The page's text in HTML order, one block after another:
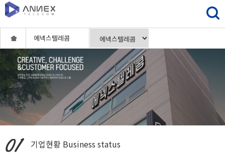
에넥스텔레콤
기업현황 Business status